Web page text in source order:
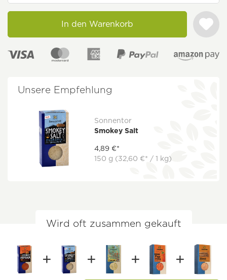
In den Warenkorb
Unsere Empfehlung
Sonnentor
Smokey Salt
4,89 €*
150 g (32,60 €* / 1 kg)
Wird oft zusammen gekauft